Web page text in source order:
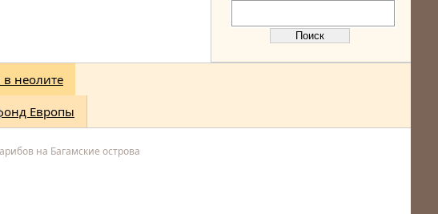
неолите
Европы
на Багамские острова